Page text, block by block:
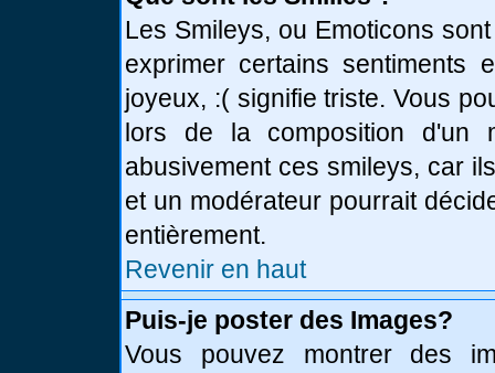
Les Smileys, ou Emoticons
exprimer certains sentiments
joyeux, :( signifie triste. Vous
lors de la composition d'un
abusivement ces smileys, car
et un modérateur pourrait
entièrement.
Revenir en haut
Puis-je poster des Images?
Vous pouvez montrer des